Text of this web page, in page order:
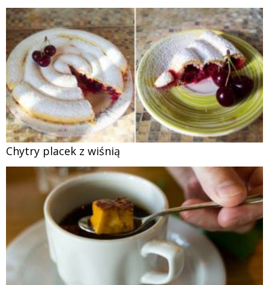
Chytry placek z wiśnią